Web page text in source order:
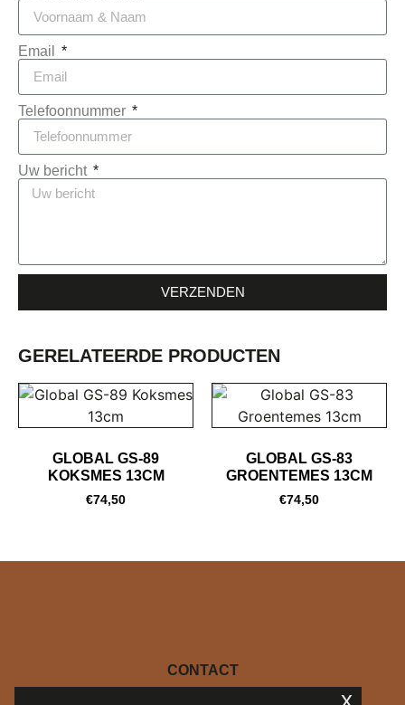
GERELATEERDE PRODUCTEN
GLOBAL GS-89
KOKSMES 13CM
€74,50
GLOBAL GS-83
GROENTEMES 13CM
€74,50
Email
Telefoonnummer
Uw bericht
VERZENDEN
CONTACT
x